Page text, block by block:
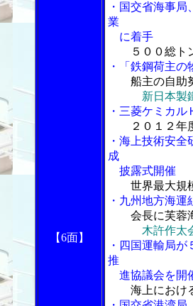
【6面】
・国交省海事
業
に着手
５００総ト
・「鉄鋼荷主
船主の自助
新日本製
・三菱ケミカ
２０１２年
・海上技術安
成
披露式開催
世界最大規
・九州地方海
会長に芙蓉
木許作太
・四国運輸局
推
進協議会を開
海上におけ